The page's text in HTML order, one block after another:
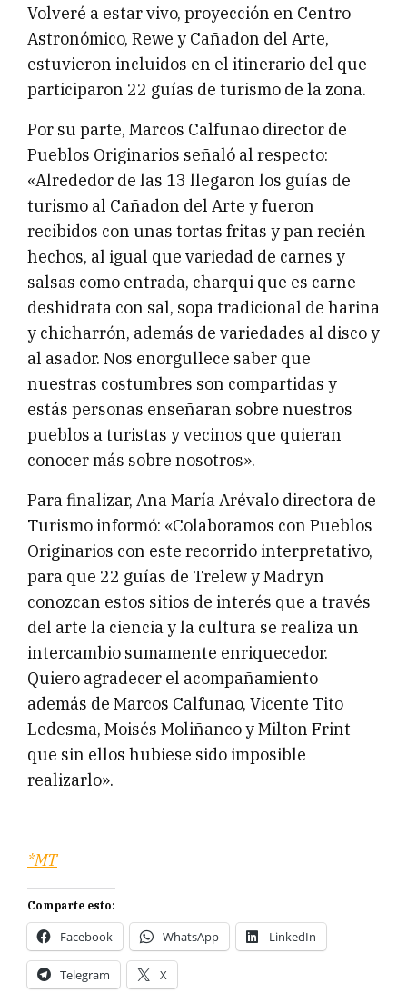
Volveré a estar vivo, proyección en Centro
Astronómico, Rewe y Cañadon del Arte,
estuvieron incluidos en el itinerario del que
participaron 22 guías de turismo de la zona.
Por su parte, Marcos Calfunao director de
Pueblos Originarios señaló al respecto:
«Alrededor de las 13 llegaron los guías de
turismo al Cañadon del Arte y fueron
recibidos con unas tortas fritas y pan recién
hechos, al igual que variedad de carnes y
salsas como entrada, charqui que es carne
deshidrata con sal, sopa tradicional de harina
y chicharrón, además de variedades al disco y
al asador. Nos enorgullece saber que
nuestras costumbres son compartidas y
estás personas enseñaran sobre nuestros
pueblos a turistas y vecinos que quieran
conocer más sobre nosotros».
Para finalizar, Ana María Arévalo directora de
Turismo informó: «Colaboramos con Pueblos
Originarios con este recorrido interpretativo,
para que 22 guías de Trelew y Madryn
conozcan estos sitios de interés que a través
del arte la ciencia y la cultura se realiza un
intercambio sumamente enriquecedor.
Quiero agradecer el acompañamiento
además de Marcos Calfunao, Vicente Tito
Ledesma, Moisés Moliñanco y Milton Frint
que sin ellos hubiese sido imposible
realizarlo».
*MT
Comparte esto:
Facebook WhatsApp LinkedIn
Telegram X